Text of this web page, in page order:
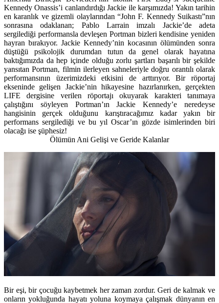
Kennedy Onassis’i canlandırdığı Jackie ile karşımızda! Yakın tarihin
en karanlık ve gizemli olaylarından “John F. Kennedy Suikastı”nın
sonrasına odaklanan; Pablo Larrain imzalı Jackie’de adeta
sergilediği performansla devleşen Portman bizleri kendisine yeniden
hayran bırakıyor. Jackie Kennedy’nin kocasının ölümünden sonra
düştüğü psikolojik durumdan tutun da genel olarak hayatına
baktığımızda da hep içinde olduğu zorlu şartları başarılı bir şekilde
yansıtan Portman, filmin ilerleyen sahneleriyle doğru orantılı olarak
performansının üzerimizdeki etkisini de arttırıyor. Bir röportaj
ekseninde gelişen Jackie’nin hikayesine hazırlanırken, gerçekten
LIFE dergisine verilen röportajı okuyarak karakteri tanımaya
çalıştığını söyleyen Portman’ın Jackie Kennedy’e neredeyse
hangisinin gerçek olduğunu karıştıracağımız kadar yakın bir
performans sergilediği ve bu yıl Oscar’ın gözde isimlerinden biri
olacağı ise şüphesiz!
Ölümün Ani Gelişi ve Geride Kalanlar
Bir eşi, bir çocuğu kaybetmek her zaman zordur. Geri de kalmak ve
onların yokluğunda hayatı yoluna koymaya çalışmak dünyanın en